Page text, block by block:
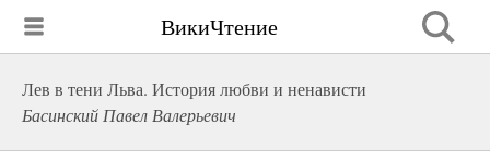
ВикиЧтение
Лев в тени Льва. История любви и ненависти
Басинский Павел Валерьевич